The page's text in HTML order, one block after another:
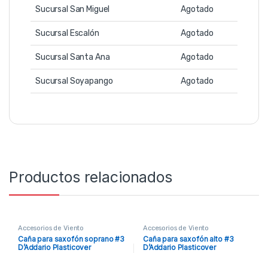
Sucursal San Miguel Agotado
Sucursal Escalón Agotado
Sucursal Santa Ana Agotado
Sucursal Soyapango Agotado
Productos relacionados
Accesorios de Viento
Caña para saxofón soprano #3
D’Addario Plasticover
Accesorios de Viento
Caña para saxofón alto #3
D’Addario Plasticover